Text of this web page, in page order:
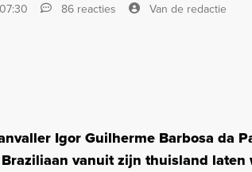
86 reacties Van de redactie
Igor Guilherme Barbosa da
vanuit zijn thuisland laten